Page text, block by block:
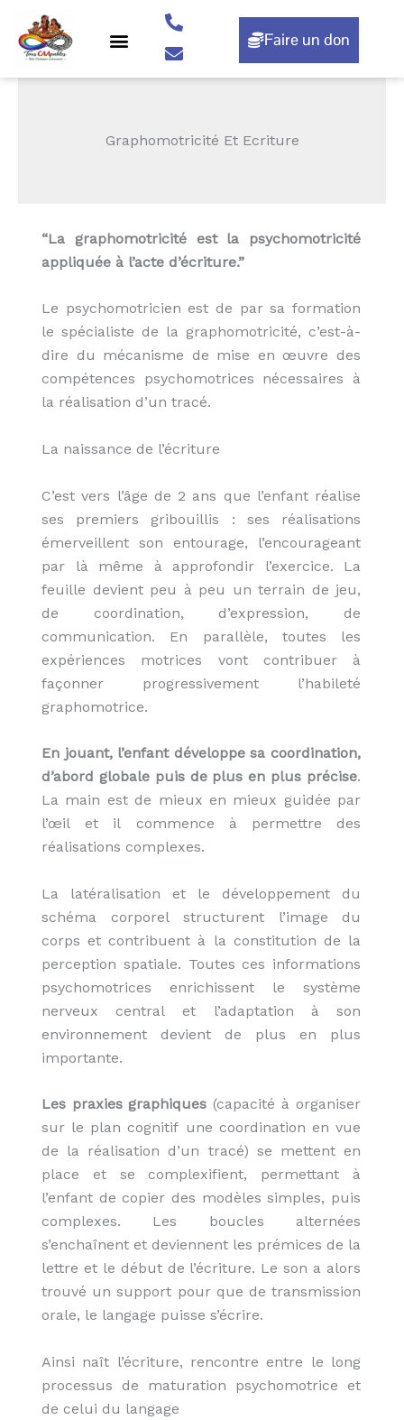
contenu
Faire un don
Graphomotricité Et Ecriture
“La graphomotricité est la psychomotricité
appliquée à l’acte d’écriture.”
Le psychomotricien est de par sa formation
le spécialiste de la graphomotricité, c’est-à-
dire du mécanisme de mise en œuvre des
compétences psychomotrices nécessaires à
la réalisation d’un tracé.
La naissance de l’écriture
C’est vers l’âge de 2 ans que l’enfant réalise
ses premiers gribouillis : ses réalisations
émerveillent son entourage, l’encourageant
par là même à approfondir l’exercice. La
feuille devient peu à peu un terrain de jeu,
de coordination, d’expression, de
communication. En parallèle, toutes les
expériences motrices vont contribuer à
façonner progressivement l’habileté
graphomotrice.
En jouant, l’enfant développe sa coordination,
d’abord globale puis de plus en plus précise.
La main est de mieux en mieux guidée par
l’œil et il commence à permettre des
réalisations complexes.
La latéralisation et le développement du
schéma corporel structurent l’image du
corps et contribuent à la constitution de la
perception spatiale. Toutes ces informations
psychomotrices enrichissent le système
nerveux central et l’adaptation à son
environnement devient de plus en plus
importante.
Les praxies graphiques (capacité à organiser
sur le plan cognitif une coordination en vue
de la réalisation d’un tracé) se mettent en
place et se complexifient, permettant à
l’enfant de copier des modèles simples, puis
complexes. Les boucles alternées
s’enchaînent et deviennent les prémices de la
lettre et le début de l’écriture. Le son a alors
trouvé un support pour que de transmission
orale, le langage puisse s’écrire.
Ainsi naît l’écriture, rencontre entre le long
processus de maturation psychomotrice et
de celui du langage